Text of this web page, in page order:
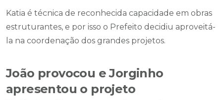
Katia é técnica de reconhecida capacidade em obras
estruturantes, e por isso o Prefeito decidiu aproveitá-
la na coordenação dos grandes projetos.
João provocou e Jorginho
apresentou o projeto